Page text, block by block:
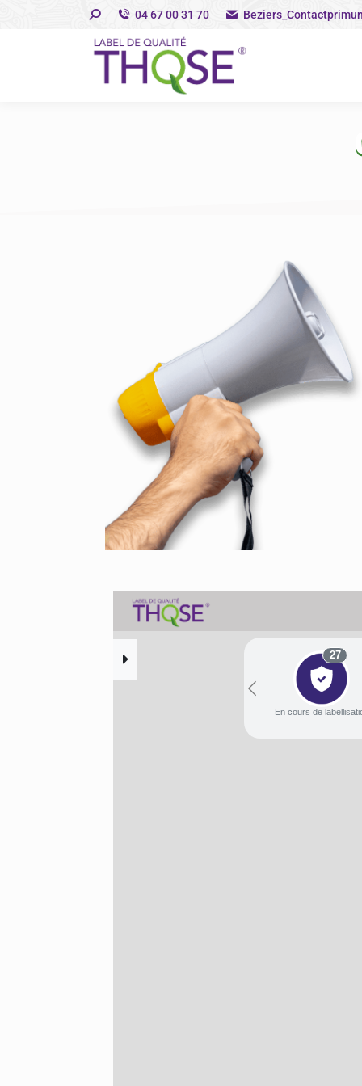
04 67 00 31 70